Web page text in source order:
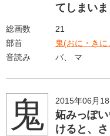
てしまい
総画数
21
部首
鬼(おに・きに
音読み
バ、 マ
鬼 2015年06月18
妬みっぽ
けると、さ